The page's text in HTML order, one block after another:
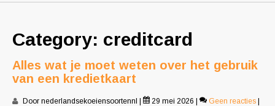
Category: creditcard
Alles wat je moet weten over het gebruik
van een kredietkaart
Door nederlandsekoeiensoortennl 29 mei 2026 Geen reacties